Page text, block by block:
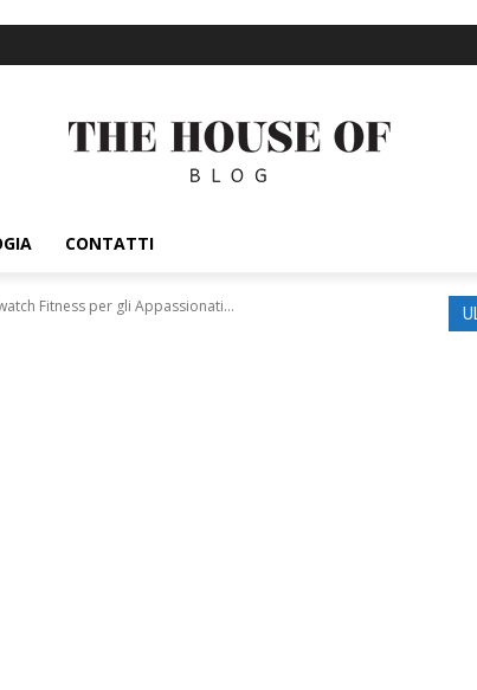
CONTATTI
Fitness per gli Appassionati...